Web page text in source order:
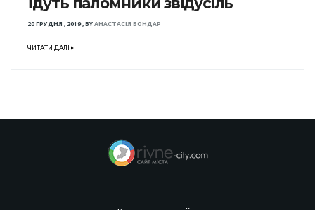
20 ГРУДНЯ , 2019,BYАНАСТАСІЯ БОНДАР
ЧИТАТИ ДАЛІ